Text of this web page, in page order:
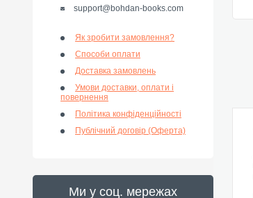
support@bohdan-books.com
Як зробити замовлення?
Способи оплати
Доставка замовлень
Умови доставки, оплати і
повернення
Політика конфіденційності
Публічний договір (Оферта)
Ми у соц. мережах